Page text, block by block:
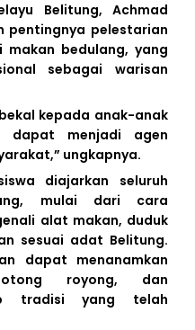
Belitung, Achmad
pentingnya pelestarian
bedulang, yang
sebagai warisan
kepada anak-anak
dapat menjadi agen
ungkapnya.
diajarkan seluruh
mulai dari cara
alat makan, duduk
sesuai adat Belitung.
dapat menanamkan
royong, dan
tradisi yang telah
BERITA
TERKINI